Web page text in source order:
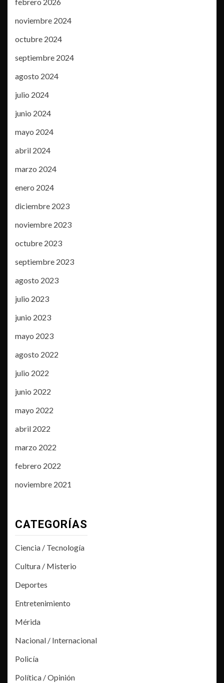
noviembre 2024
octubre 2024
septiembre 2024
agosto 2024
julio 2024
junio 2024
mayo 2024
abril 2024
marzo 2024
enero 2024
diciembre 2023
noviembre 2023
octubre 2023
septiembre 2023
agosto 2023
julio 2023
junio 2023
mayo 2023
agosto 2022
julio 2022
junio 2022
mayo 2022
abril 2022
marzo 2022
febrero 2022
noviembre 2021
CATEGORÍAS
Ciencia / Tecnología
Cultura / Misterio
Deportes
Entretenimiento
Mérida
Nacional / Internacional
Policía
Política / Opinión